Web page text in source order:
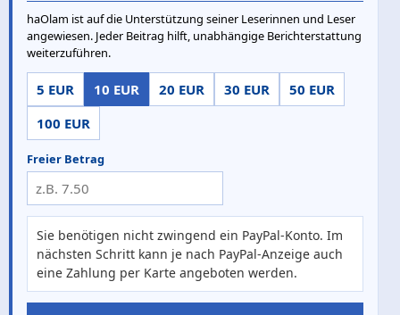
haOlam ist auf die Unterstützung seiner Leserinnen und Leser
angewiesen. Jeder Beitrag hilft, unabhängige Berichterstattung
weiterzuführen.
5 EUR 10 EUR 20 EUR 30 EUR
50 EUR
100 EUR
Freier Betrag
Sie benötigen nicht zwingend ein PayPal-Konto. Im
nächsten Schritt kann je nach PayPal-Anzeige auch
eine Zahlung per Karte angeboten werden.